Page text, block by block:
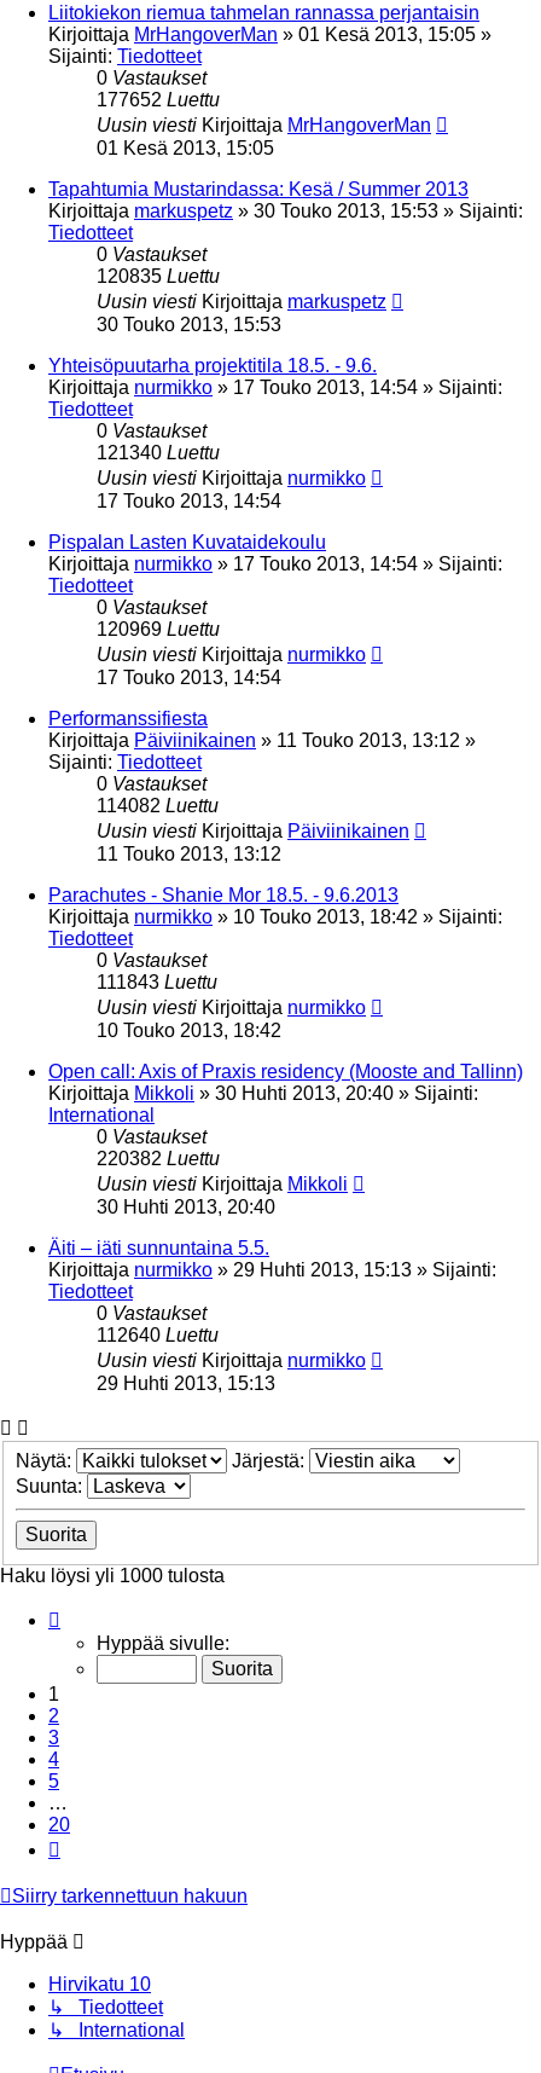
Liitokiekon riemua tahmelan rannassa perjantaisin
Kirjoittaja MrHangoverMan » 01 Kesä 2013, 15:05 »
Sijainti: Tiedotteet
0 Vastaukset
177652 Luettu
Uusin viesti Kirjoittaja MrHangoverMan
01 Kesä 2013, 15:05
Tapahtumia Mustarindassa: Kesä / Summer 2013
Kirjoittaja markuspetz » 30 Touko 2013, 15:53 » Sijainti:
Tiedotteet
0 Vastaukset
120835 Luettu
Uusin viesti Kirjoittaja markuspetz
30 Touko 2013, 15:53
Yhteisöpuutarha projektitila 18.5. - 9.6.
Kirjoittaja nurmikko » 17 Touko 2013, 14:54 » Sijainti:
Tiedotteet
0 Vastaukset
121340 Luettu
Uusin viesti Kirjoittaja nurmikko
17 Touko 2013, 14:54
Pispalan Lasten Kuvataidekoulu
Kirjoittaja nurmikko » 17 Touko 2013, 14:54 » Sijainti:
Tiedotteet
0 Vastaukset
120969 Luettu
Uusin viesti Kirjoittaja nurmikko
17 Touko 2013, 14:54
Performanssifiesta
Kirjoittaja Päiviinikainen » 11 Touko 2013, 13:12 »
Sijainti: Tiedotteet
0 Vastaukset
114082 Luettu
Uusin viesti Kirjoittaja Päiviinikainen
11 Touko 2013, 13:12
Parachutes - Shanie Mor 18.5. - 9.6.2013
Kirjoittaja nurmikko » 10 Touko 2013, 18:42 » Sijainti:
Tiedotteet
0 Vastaukset
111843 Luettu
Uusin viesti Kirjoittaja nurmikko
10 Touko 2013, 18:42
Open call: Axis of Praxis residency (Mooste and Tallinn)
Kirjoittaja Mikkoli » 30 Huhti 2013, 20:40 » Sijainti:
International
0 Vastaukset
220382 Luettu
Uusin viesti Kirjoittaja Mikkoli
30 Huhti 2013, 20:40
Äiti – iäti sunnuntaina 5.5.
Kirjoittaja nurmikko » 29 Huhti 2013, 15:13 » Sijainti:
Tiedotteet
0 Vastaukset
112640 Luettu
Uusin viesti Kirjoittaja nurmikko
29 Huhti 2013, 15:13
Näytä:
Järjestä:
Suunta:
Haku löysi yli 1000 tulosta
20 Hyppää sivulle:
1
2
3
4
5
…
20
Siirry tarkennettuun hakuun
Hyppää
Hirvikatu 10
↳ Tiedotteet
↳ International